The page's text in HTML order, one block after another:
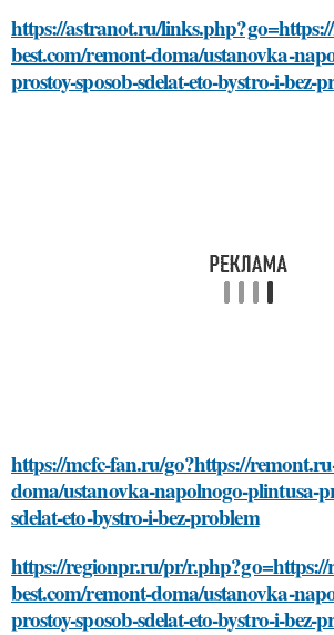
https://astranot.ru/
best.com/remont-doma/ustanovka-
prostoy-sposob-sdelat-eto-bystro-i-bez-
https://mcfc-fan.ru/go?https://
doma/ustanovka-napolnogo-plintusa-
sdelat-eto-bystro-i-bez-problem
https://regionpr.ru/pr/
best.com/remont-doma/ustanovka-
prostoy-sposob-sdelat-eto-bystro-i-bez-